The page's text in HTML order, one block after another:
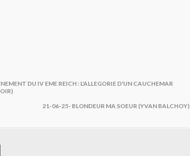
DU IV EME REICH : L'ALLEGORIE D'UN CAUCHEMAR
21-06-25- BLONDEUR MA SOEUR (YVAN BALCHOY)